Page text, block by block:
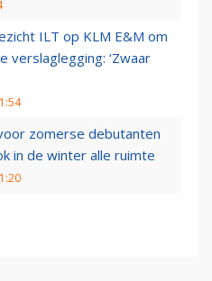
ILT op KLM E&M om
verslaglegging: ‘Zwaar
zomerse debutanten
in de winter alle ruimte